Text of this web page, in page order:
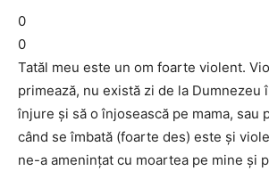
0
0
Tatăl meu este un om foarte violent.
primează, nu există zi de la Dumnezeu
înjure şi să o înjosească pe mama, sau
când se îmbată (foarte des) este şi
ne-a ameninţat cu moartea pe mine şi